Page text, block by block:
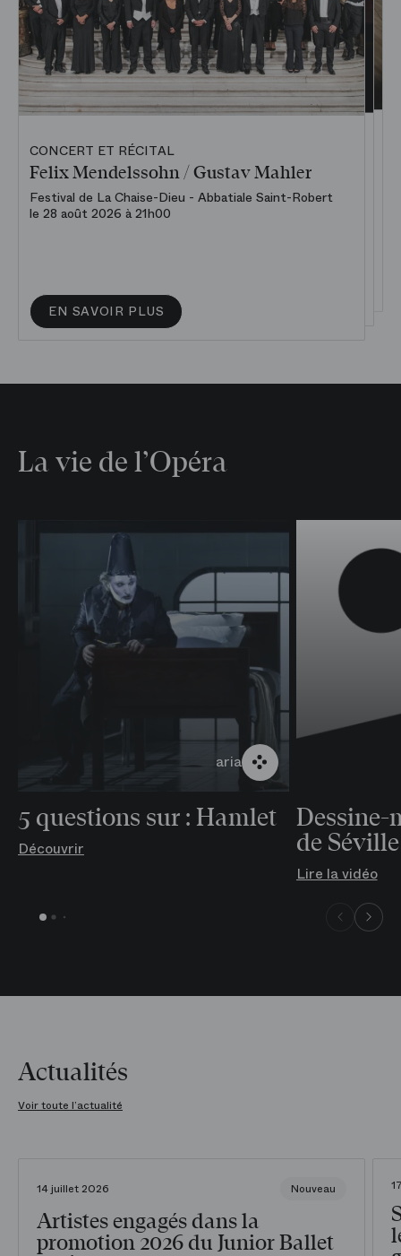
CONCERT ET RÉCITAL
Felix Mendelssohn / Gustav Mahler
Festival de La Chaise-Dieu - Abbatiale Saint-Robert
le 28 août 2026 à 21h00
EN SAVOIR PLUS
CONCERT ET RÉCITAL
Au Bord de l’eau
Midi musical
Palais Garnier
EN SAVOIR PLUS
CONCERT ET RÉCITAL DE L'ACADÉMIE
Concert d’ouverture de la saison
Académie
Artistes de l’Académie
Amphithéâtre Olivier Messiaen
La vie de l’Opéra
aria
5 questions sur : Hamlet
Découvrir
Dessine-
de Séville
Lire la vidéo
Actualités
Voir toute l’actualité
14 juillet 2026 Nouveau
Artistes engagés dans la
promotion 2026 du Junior Ballet